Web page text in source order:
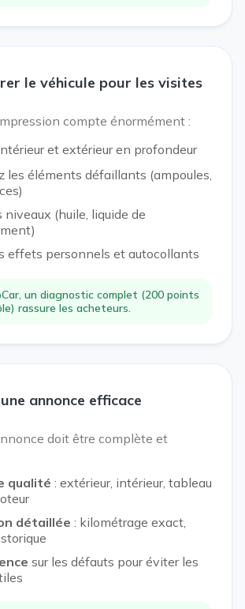
le véhicule pour les visites
compte énormément :
et extérieur en profondeur
les éléments défaillants (ampoules,
niveaux (huile, liquide de
effets personnels et autocollants
un diagnostic complet (200 points
rassure les acheteurs.
annonce efficace
doit être complète et
qualité : extérieur, intérieur, tableau
détaillée : kilométrage exact,
sur les défauts pour éviter les